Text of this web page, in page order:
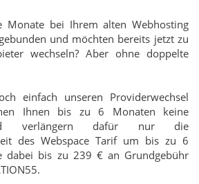
Monate bei Ihrem alten Webhosting
und möchten bereits jetzt zu
wechseln? Aber ohne doppelte
einfach unseren Providerwechsel
Ihnen bis zu 6 Monaten keine
verlängern dafür nur die
des Webspace Tarif um bis zu 6
dabei bis zu 239 € an Grundgebühr